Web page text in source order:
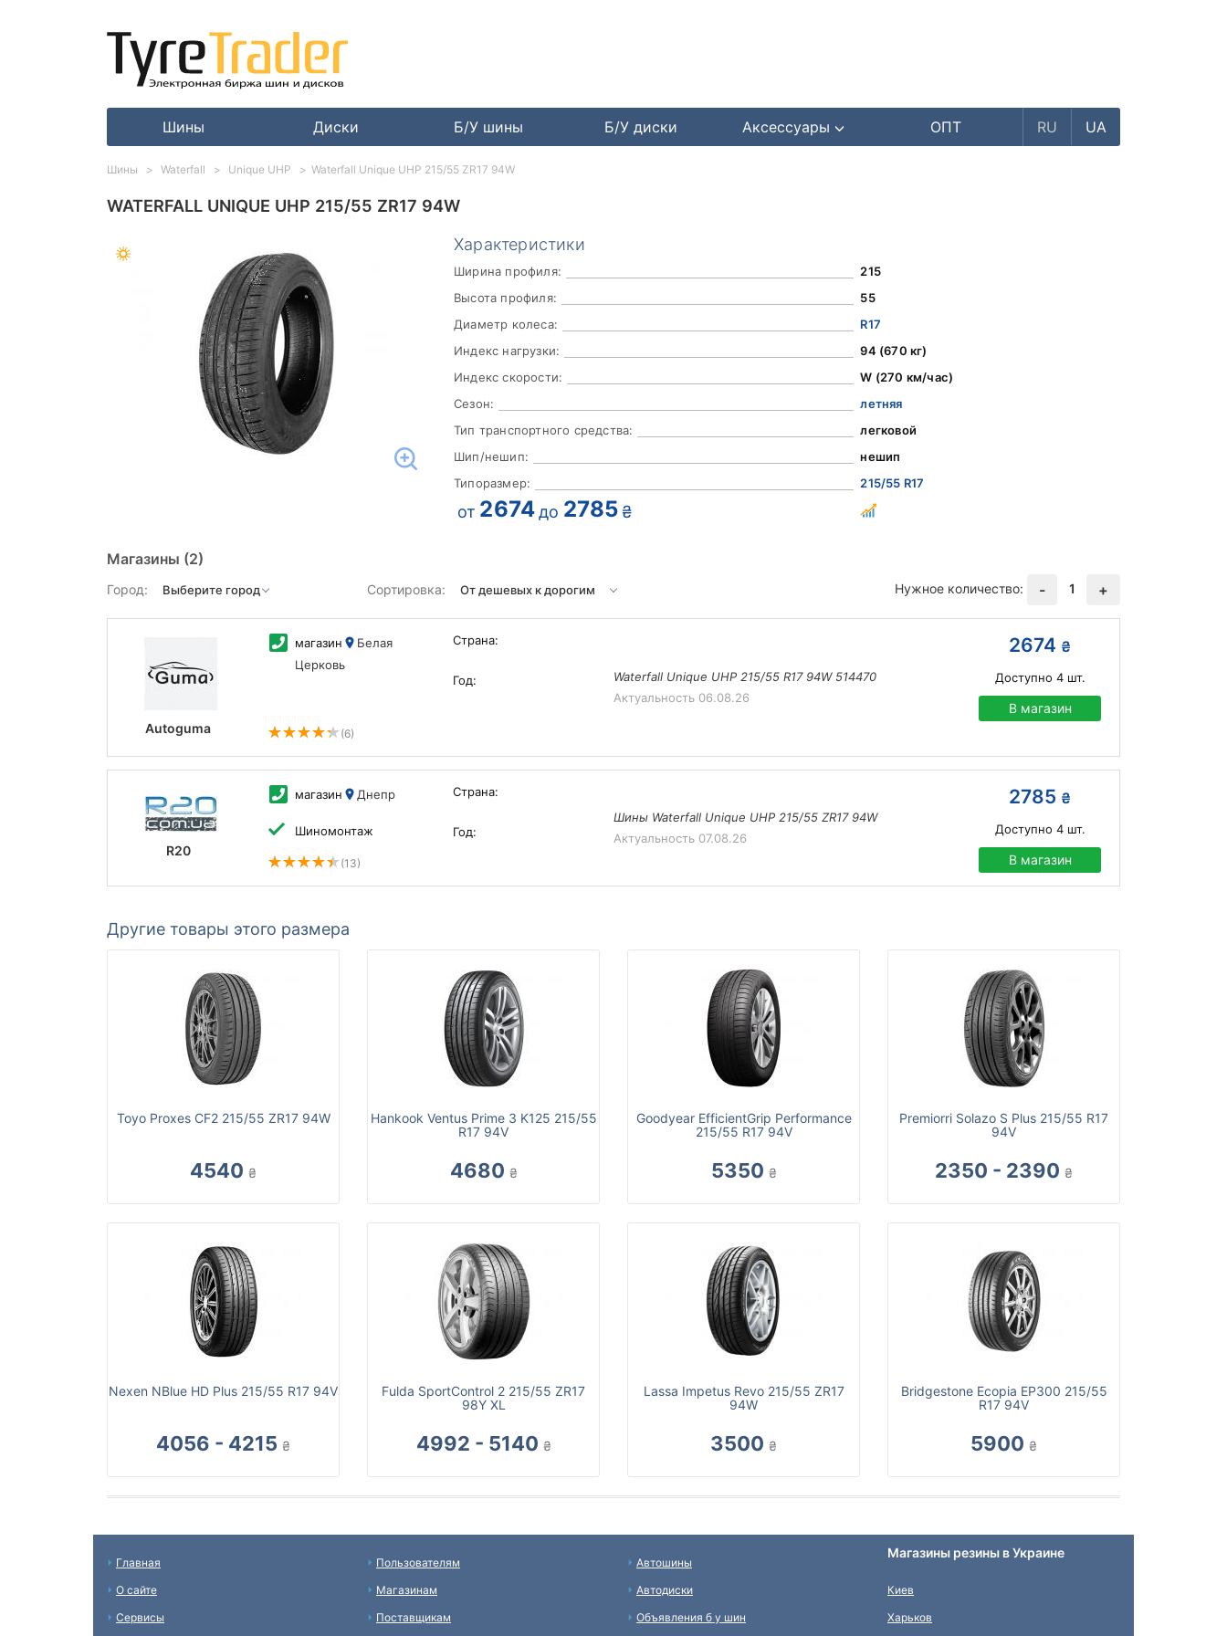
Шины Диски Б/У шины Б/У диски Аксессуары ОПТ RU UA
WATERFALL UNIQUE UHP 215/55 ZR17 94W
Характеристики
Ширина профиля:
215
Высота профиля:
55
Диаметр колеса:
R17
Индекс нагрузки:
94 (670 кг)
Индекс скорости:
W (270 км/час)
Сезон:
летняя
Тип транспортного средства:
легковой
Шип/нешип:
нешип
Типоразмер:
215/55 R17
от 2674 до 2785 ₴
Магазины (2)
Город: Сортировка: Нужное количество: - 1 +
Autoguma
магазин
Белая
Церковь
(6)
Страна:
Год:
Waterfall Unique UHP 215/55 R17 94W 514470
Актуальность 06.08.26
2674 ₴
Доступно 4шт.
В магазин
R20
магазин Днепр
Шиномонтаж
(13)
Страна:
Год:
Шины Waterfall Unique UHP 215/55 ZR17 94W
Актуальность 07.08.26
2785 ₴
Доступно 4шт.
В магазин
Другие товары этого размера
Toyo Proxes CF2 215/55 ZR17 94W
4540 ₴
Hankook Ventus Prime 3 K125 215/55
R17 94V
4680 ₴
Goodyear EfficientGrip Performance
215/55 R17 94V
5350 ₴
Premiorri Solazo S Plus 215/55 R17
94V
2350 - 2390 ₴
Nexen NBlue HD Plus 215/55 R17 94V
4056 - 4215 ₴
Fulda SportControl 2 215/55 ZR17
98Y XL
4992 - 5140 ₴
Lassa Impetus Revo 215/55 ZR17
94W
3500 ₴
Bridgestone Ecopia EP300 215/55
R17 94V
5900 ₴
Шины Waterfall Unique UHP Waterfall Unique UHP 215/55 ZR17 94W
Главная
О сайте
Сервисы
Пользователям
Магазинам
Поставщикам
Автошины
Автодиски
Объявления б у шин
Магазины резины в Украине
Киев
Харьков